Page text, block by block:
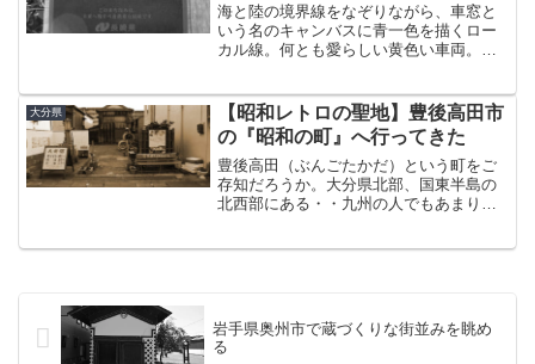
海と陸の境界線をなぞりながら、車窓と
いう名のキャンバスに青一色を描くロー
カル線。何とも愛らしい黄色い車両。こ
沿線にあった。そんなわけで、この電車
に乗って「神代町」という...
大分県
【昭和レトロの聖地】豊後高田市
の『昭和の町』へ行ってきた
豊後高田（ぶんごたかだ）という町をご
存知だろうか。大分県北部、国東半島の
北西部にある・・九州の人でもあまり馴
岩手県奥州市で蔵づくりな街並みを眺め
る